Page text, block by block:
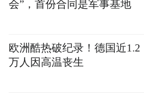
platform and merely provides
会”，首份合同是军事基地
欧洲酷热破纪录！德国近1.2
万人因高温丧生